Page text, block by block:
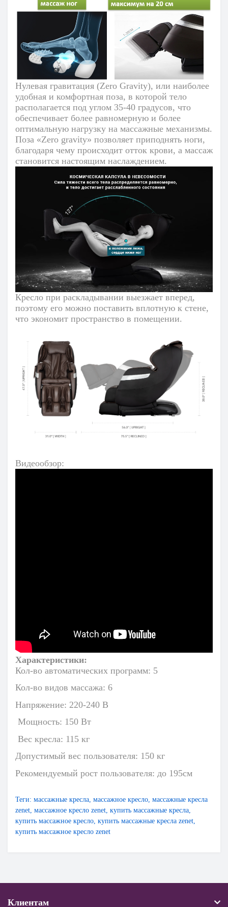
Нулевая гравитация (Zero Gravity), или наиболее
удобная и комфортная поза, в которой тело
располагается под углом 35-40 градусов, что
обеспечивает более равномерную и более
оптимальную нагрузку на массажные механизмы.
Поза «Zero gravity» позволяет приподнять ноги,
благодаря чему происходит отток крови, а массаж
становится настоящим наслаждением.
Кресло при раскладывании выезжает вперед,
поэтому его можно поставить вплотную к стене,
что экономит пространство в помещении.
Видеообзор:
Характеристики:
Кол-во автоматических программ: 5
Кол-во видов массажа: 6
Напряжение: 220-240 В
Мощность: 150 Вт
Вес кресла: 115 кг
Допустимый вес пользователя: 150 кг
Рекомендуемый рост пользователя: до 195см
Теги: массажные кресла массажное кресло массажные кресла
zenet массажное кресло zenet купить массажные кресла
купить массажное кресло купить массажные кресла zenet
купить массажное кресло zenet
Клиентам